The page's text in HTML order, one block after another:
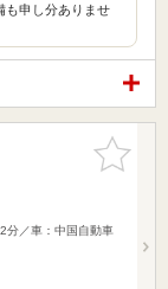
も申し分ありませ
お気に入
りに追加
分／車：中国自動車